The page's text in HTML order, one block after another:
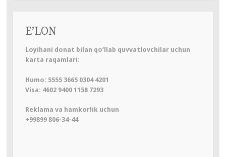
E’LON
Loyihani donat bilan qo‘llab quvvatlovchilar uchun
karta raqamlari:
Humo: 5555 3665 0304 4201
Visa: 4602 9400 1158 7293
Reklama va hamkorlik uchun
+99899 806-34-44